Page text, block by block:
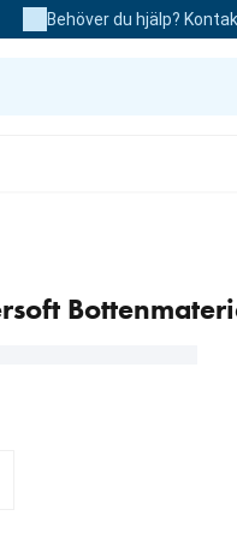
Behöver du hjälp?